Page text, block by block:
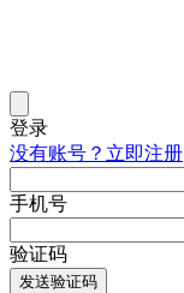
登录
没有账号？立即注册
手机号
验证码
发送验证码